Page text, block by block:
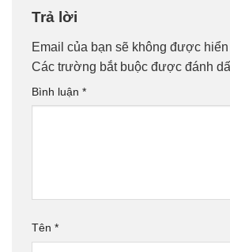
Trả lời
Email của bạn sẽ không được
Các trường bắt buộc được đánh
Bình luận *
Tên *